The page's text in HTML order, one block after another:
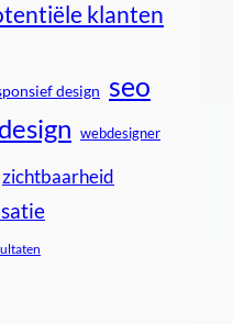
klanten
design seo
webdesigner
zichtbaarheid